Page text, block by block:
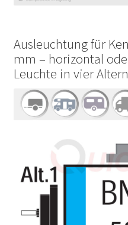
Ausleuchtung für
mm – horizontal
Leuchte in vier